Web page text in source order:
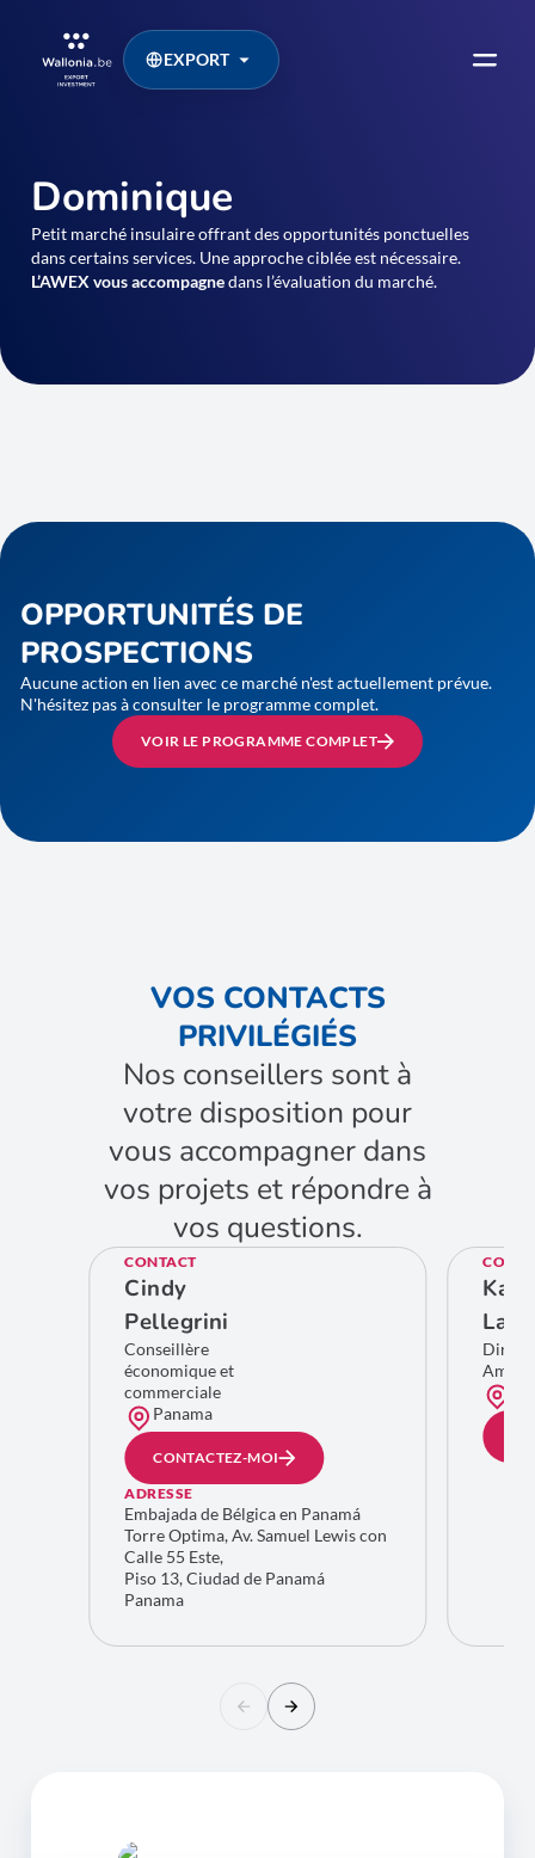
EXPORT
Dominique
Petit marché insulaire offrant des opportunités ponctuelles
dans certains services. Une approche ciblée est nécessaire.
L’AWEX vous accompagnedans l’évaluation du marché.
OPPORTUNITÉS DE
PROSPECTIONS
Aucune action en lien avec ce marché n'est actuellement prévue.
N'hésitez pas à consulter le programme complet.
VOIR LE PROGRAMME COMPLET
VOS CONTACTS
PRIVILÉGIÉS
Nos conseillers sont à
votre disposition pour
vous accompagner dans
vos projets et répondre à
vos questions.
CONTACT
Cindy
Pellegrini
Conseillère
économique et
commerciale
Panama
CONTACTEZ-MOI
ADRESSE
Embajada de Bélgica en Panamá
Torre Optima, Av. Samuel Lewis con
Calle 55 Este,
Piso 13, Ciudad de Panamá
Panama